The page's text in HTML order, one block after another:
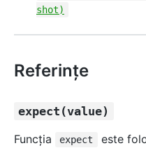
shot)
Referințe
expect(value)
Funcţia
expect
este